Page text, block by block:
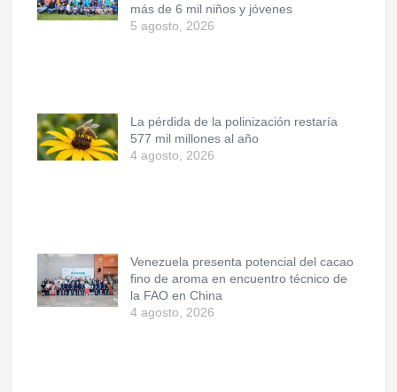
más de 6 mil niños y jóvenes
5 agosto, 2026
La pérdida de la polinización restaría
577 mil millones al año
4 agosto, 2026
Venezuela presenta potencial del cacao
fino de aroma en encuentro técnico de
la FAO en China
4 agosto, 2026